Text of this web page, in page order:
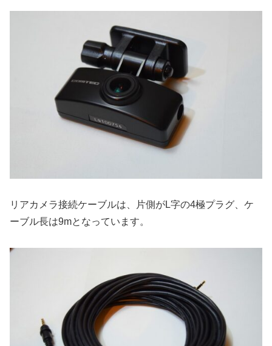
リアカメラ接続ケーブルは、片側がL字の4極プラグ、ケ
ーブル長は9mとなっています。